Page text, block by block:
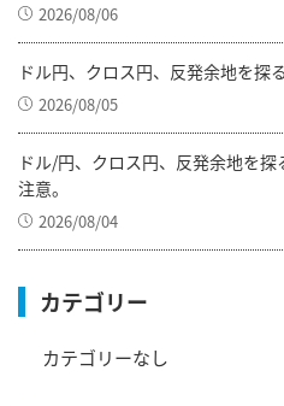
2026/08/06
ドル円、クロス円、反発余地を探
2026/08/05
ドル/円、クロス円、反発余地を
注意。
2026/08/04
カテゴリー
カテゴリーなし